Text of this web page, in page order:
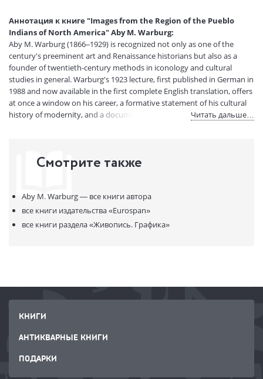
Код товара:
50098239
Артикул:
14516517
ISBN:
9780801484353
В продаже с:
17.12.2024
Аннотация к книге "Images from the Region of the Pueblo
Indians of North America" Aby M. Warburg:
Aby M. Warburg (1866–1929) is recognized not only as one of the
century's preeminent art and Renaissance historians but also as a
founder of twentieth-century methods in iconology and cultural
studies in general. Warburg's 1923 lecture, first published in German in
1988 and now available in the first complete English translation, offers
at once a window on his career, a formative statement of his cultural
history of modernity, and a document in the ethnography of the
Читать дальше…
Смотрите также
Aby M. Warburg — все книги автора
все книги издательства«Eurospan»
все книги раздела«Живопись. Графика»
КНИГИ
АНТИКВАРНЫЕ КНИГИ
ПОДАРКИ